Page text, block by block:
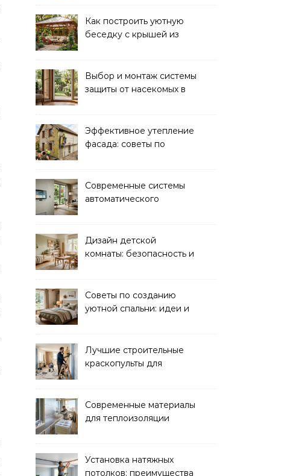
Как построить уютную
беседку с крышей из
Выбор и монтаж системы
защиты от насекомых в
Эффективное утепление
фасада: советы по
Современные системы
автоматического
Дизайн детской
комнаты: безопасность и
Советы по созданию
уютной спальни: идеи и
Лучшие строительные
краскопульты для
окрашивания
Современные материалы
для теплоизоляции
Установка натяжных
потолков: преимущества